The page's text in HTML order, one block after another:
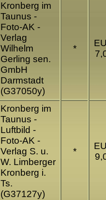
Kronberg im
Taunus -
Foto-AK -
Verlag
Wilhelm
Gerling sen.
GmbH
Darmstadt
(G37050y)
*
Kronberg im
Taunus -
Luftbild -
Foto-AK -
Verlag S. u.
W. Limberger
Kronberg i.
Ts.
(G37127y)
*